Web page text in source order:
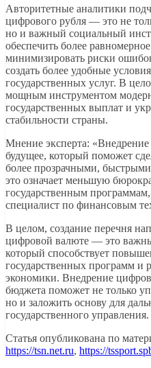
Авторитетные аналитики
цифрового рубля — это не
но и важный социальный
обеспечить более
минимизировать риски
создать более удобные
государственных услуг. В
мощным инструментом
государственных выплат и
стабильности страны.
Мнение эксперта:
будущее, который поможет
более прозрачными,
это означает меньшую
государственным
специалист по финансовым
В целом, создание перечня
цифровой валюте — это
который способствует
государственных программ и
экономики. Внедрение
бюджета поможет не только
но и заложить основу для
государственного управления.
Статья опубликована по
https://tsn.net.ru, https://